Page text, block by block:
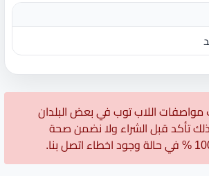
اللاب توب في بعض البلدان
تأكد قبل الشراء ولا نضمن صحة